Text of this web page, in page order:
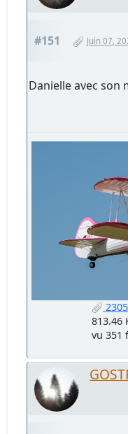
#151 Juin 07,
Danielle avec son
813.46
vu 351